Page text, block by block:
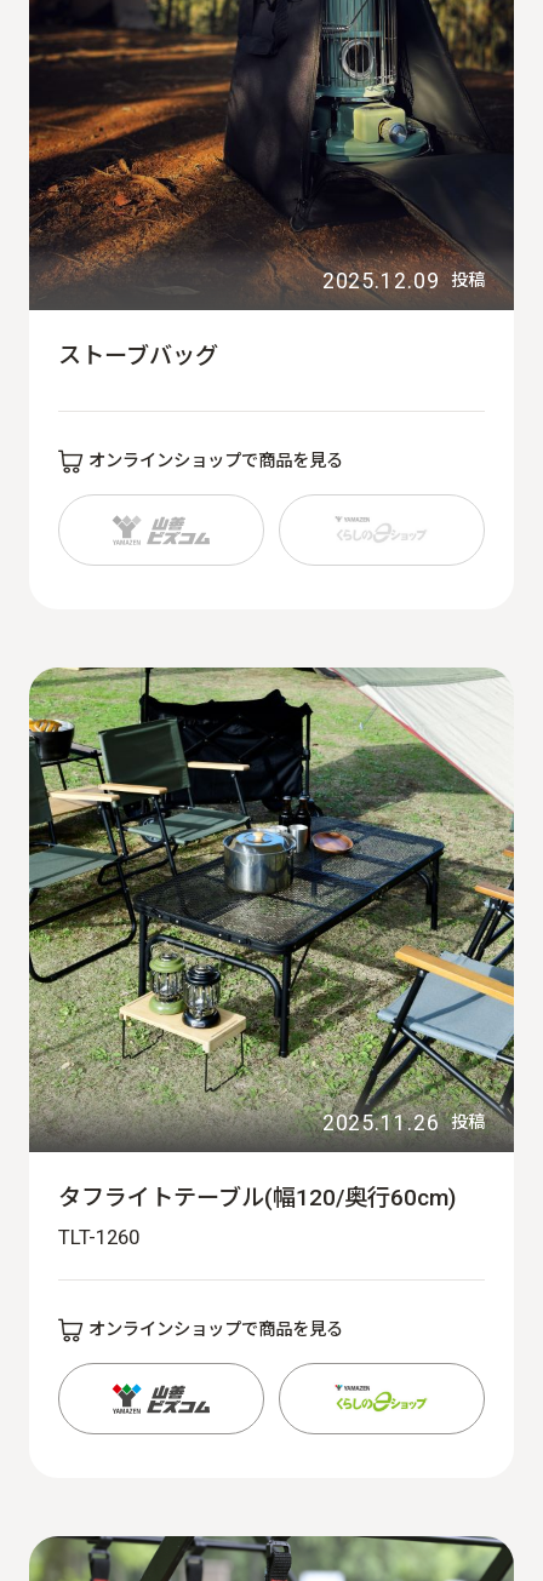
2025.12.09 投稿
ストーブバッグ
オンラインショップで商品を見る
2025.11.26 投稿
タフライトテーブル(幅120/奥行60cm)
TLT-1260
オンラインショップで商品を見る